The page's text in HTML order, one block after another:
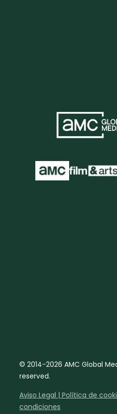
© 2014-2026 AMC Global
reserved.
Aviso Legal | Política de
condiciones